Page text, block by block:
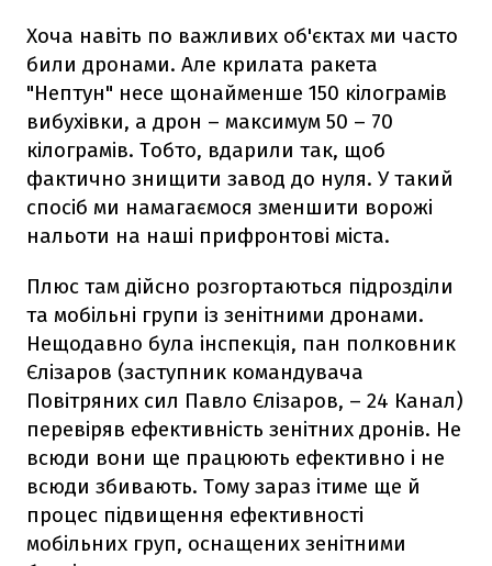
Хоча навіть по важливих об'єктах ми часто
били дронами. Але крилата ракета
"Нептун" несе щонайменше 150 кілограмів
вибухівки, а дрон – максимум 50 – 70
кілограмів. Тобто, вдарили так, щоб
фактично знищити завод до нуля. У такий
спосіб ми намагаємося зменшити ворожі
нальоти на наші прифронтові міста.
Плюс там дійсно розгортаються підрозділи
та мобільні групи із зенітними дронами.
Нещодавно була інспекція, пан полковник
Єлізаров (заступник командувача
Повітряних сил Павло Єлізаров, – 24 Канал)
перевіряв ефективність зенітних дронів. Не
всюди вони ще працюють ефективно і не
всюди збивають. Тому зараз ітиме ще й
процес підвищення ефективності
мобільних груп, оснащених зенітними